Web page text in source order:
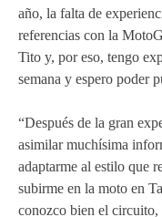
año, la falta de
referencias con la
Tito y, por eso, tengo
semana y espero poder
“Después de la gran
asimilar muchísima
adaptarme al estilo que
subirme en la moto en
conozco bien el